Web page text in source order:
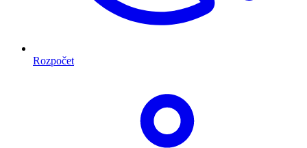
Rozpočet